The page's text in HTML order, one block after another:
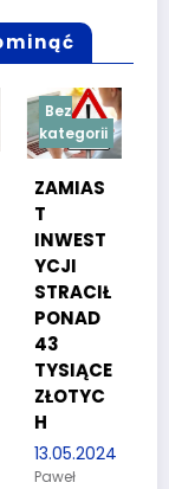
Bez
kategorii
TESTY
NOŚCIO
WE DLA
KANDYD
ATÓW
POLICJI
27.03.2024